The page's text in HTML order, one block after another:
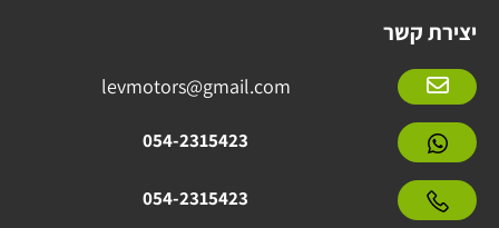
יצירת קשר
levmotors@gmail.com
054-2315423
054-2315423